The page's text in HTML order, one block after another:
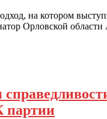
на котором
Орловской
партии